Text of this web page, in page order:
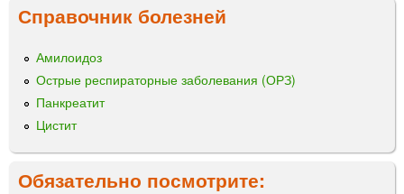
Справочник болезней
Амилоидоз
Острые респираторные заболевания (ОРЗ)
Панкреатит
Цистит
Обязательно посмотрите: